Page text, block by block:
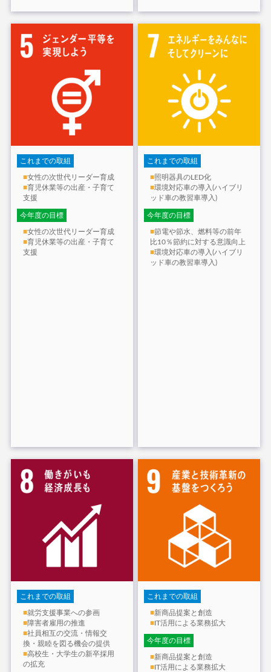
これまでの取組
■女性の次世代リーダー育成
■育児休業等の出産・子育て
支援
今年度の目標
■女性の次世代リーダー育成
■育児休業等の出産・子育て
支援
これまでの取組
■照明器具のLED化
■環境対応車の導入(ハイブリ
ッド車の教習車導入)
今年度の目標
■節電や節水、燃料等の前年
比10％節約に対する意識向上
■環境対応車の導入(ハイブリ
ッド車の教習車導入)
これまでの取組
■就労支援事業への参画
■障害者雇用の推進
■社員相互の交流・情報交
換・親睦を図る機会の提供
■高校生・大学生の新卒採用
の拡充
これまでの取組
■新商品提案と創造
■IT活用による業務拡大
今年度の目標
■新商品提案と創造
■IT活用による業務拡大